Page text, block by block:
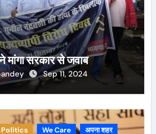
मांगा सरकार से जवाब
Sep 11, 2024
Politics We Care
अपना शहर